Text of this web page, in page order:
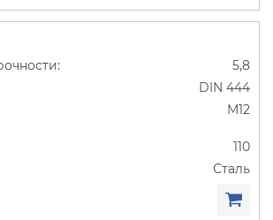
5,8
DIN 444
М12
110
Сталь